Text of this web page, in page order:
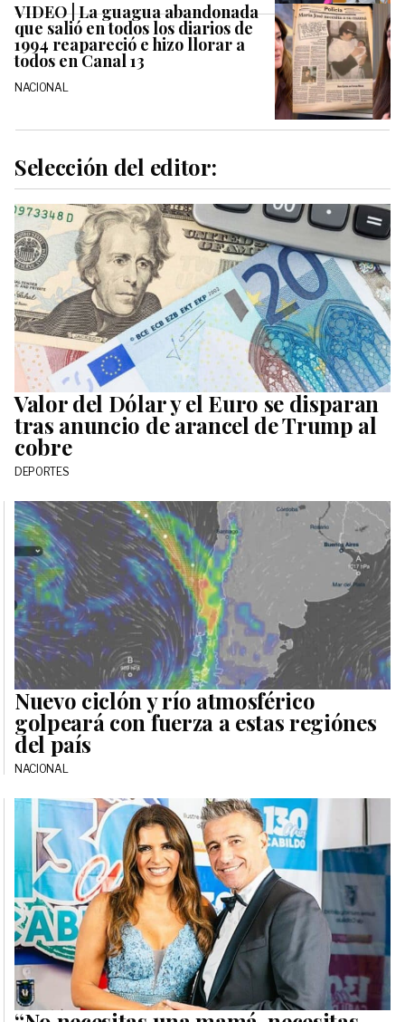
VIDEO | La guagua abandonada
que salió en todos los diarios de
1994 reapareció e hizo llorar a
todos en Canal 13
NACIONAL
Selección del editor:
Valor del Dólar y el Euro se disparan
tras anuncio de arancel de Trump al
cobre
DEPORTES
Nuevo ciclón y río atmosférico
golpeará con fuerza a estas regiónes
del país
NACIONAL